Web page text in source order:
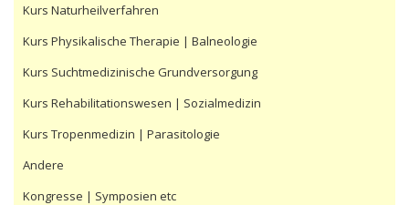
Kurs Naturheilverfahren
Kurs Physikalische Therapie | Balneologie
Kurs Suchtmedizinische Grundversorgung
Kurs Rehabilitationswesen | Sozialmedizin
Kurs Tropenmedizin | Parasitologie
Andere
Kongresse | Symposien etc